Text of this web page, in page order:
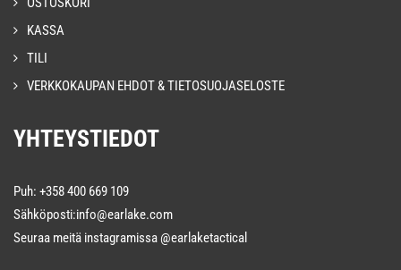
KASSA
TILI
VERKKOKAUPAN EHDOT & TIETOSUOJASELOSTE
YHTEYSTIEDOT
Puh: +358 400 669 109
Sähköposti:info@earlake.com
Seuraa meitä instagramissa@earlaketactical